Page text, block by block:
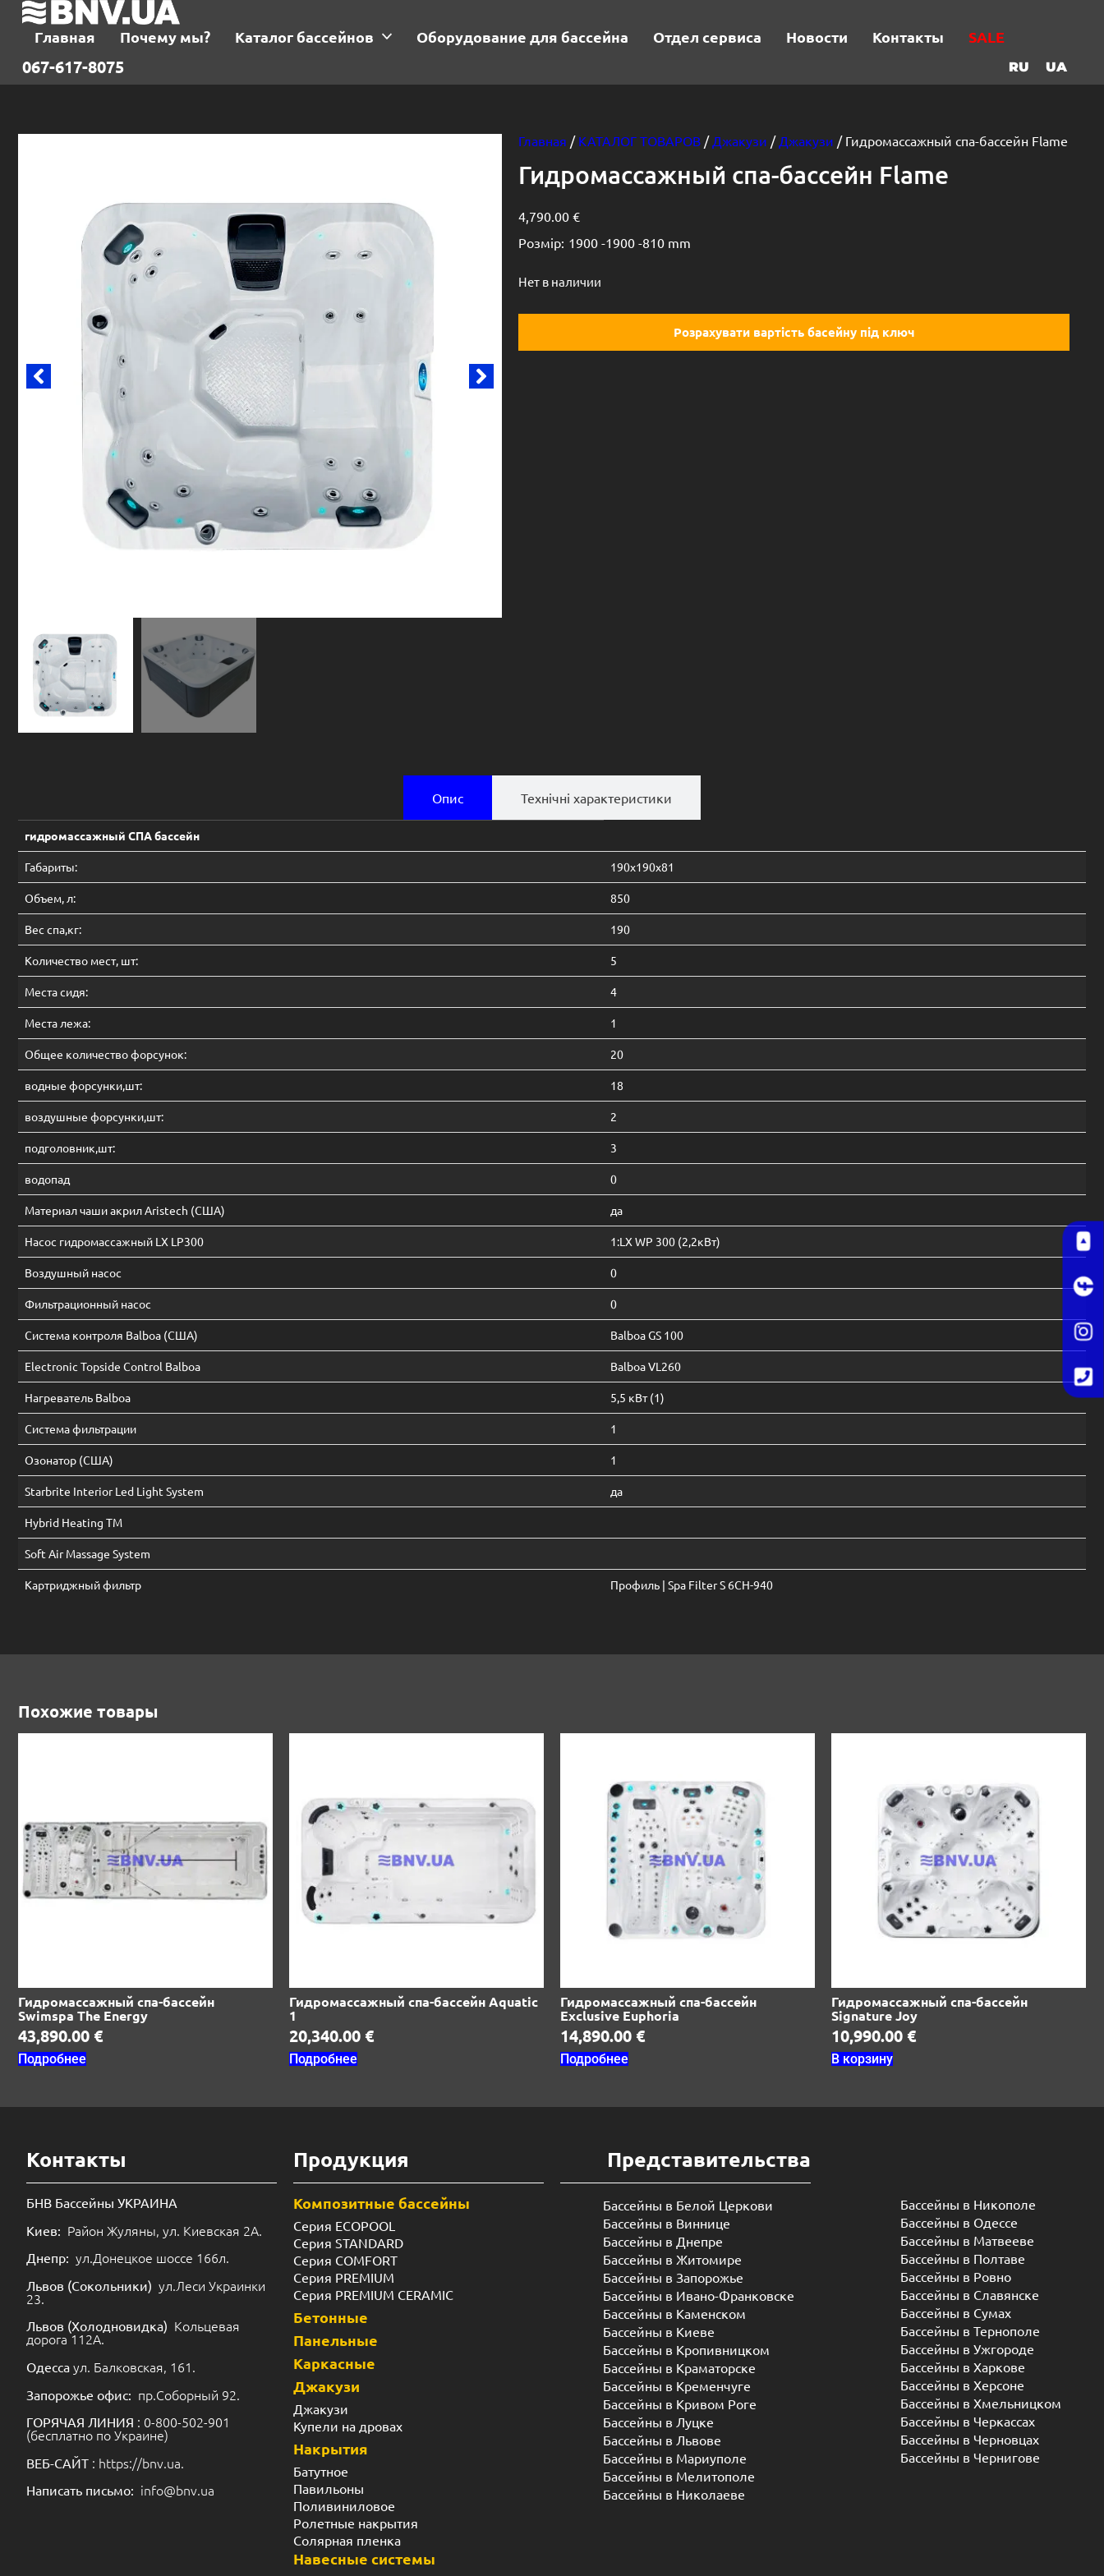
Главная Почему мы? Каталог бассейнов Оборудование для бассейна Отдел сервиса Новости Контакты SALE
067-617-8075 RU UA
Главная / КАТАЛОГ ТОВАРОВ / Джакузи / Джакузи / Гидромассажный спа-бассейн Flame
Гидромассажный спа-бассейн Flame
4,790.00€
Розмір: 1900 -1900 -810 mm
Нет в наличии
Розрахувати вартість басейну під ключ
Опис Технічні характеристики
гидромассажный СПА бассейн
Габариты: 190х190х81
Объем, л: 850
Вес спа,кг: 190
Количество мест, шт: 5
Места сидя: 4
Места лежа: 1
Общее количество форсунок: 20
водные форсунки,шт: 18
воздушные форсунки,шт: 2
подголовник,шт: 3
водопад 0
Материал чаши акрил Aristech (США) да
Насос гидромассажный LX LP300 1:LX WP 300 (2,2кВт)
Воздушный насос 0
Фильтрационный насос 0
Система контроля Balboa (США) Balboa GS 100
Electronic Topside Control Balboa Balboa VL260
Нагреватель Balboa 5,5 кВт (1)
Система фильтрации 1
Oзонатор (США) 1
Starbrite Interior Led Light System да
Hybrid Heating TM
Soft Air Massage System
Картриджный фильтр Профиль | Spa Filter S 6CH-940
Похожие товары
Гидромассажный спа-бассейн
Swimspa The Energy
43,890.00 €
Подробнее
Гидромассажный спа-бассейн Aquatic
1
20,340.00 €
Подробнее
Гидромассажный спа-бассейн
Exclusive Euphoria
14,890.00 €
Подробнее
Гидромассажный спа-бассейн
Signature Joy
10,990.00 €
В корзину
Контакты
БНВ Бассейны УКРАИНА
Киев: Район Жуляны, ул. Киевская 2А.
Днепр: ул.Донецкое шоссе 166л.
Львов (Сокольники) ул.Леси Украинки
23.
Львов (Холодновидка) Кольцевая
дорога 112А.
Одесса ул. Балковская, 161.
Запорожье офис: пр.Соборный 92.
ГОРЯЧАЯ ЛИНИЯ : 0-800-502-901
(бесплатно по Украине)
ВЕБ-САЙТ : https://bnv.ua.
Написать письмо: info@bnv.ua
Продукция
Композитные бассейны
Серия ECOPOOL
Серия STANDARD
Серия COMFORT
Серия PREMIUM
Серия PREMIUM CERAMIC
Бетонные
Панельные
Каркасные
Джакузи
Джакузи
Купели на дровах
Накрытия
Батутное
Павильоны
Поливиниловое
Ролетные накрытия
Солярная пленка
Навесные системы
Представительства
Бассейны в Белой Церкови
Бассейны в Виннице
Бассейны в Днепре
Бассейны в Житомире
Бассейны в Запорожье
Бассейны в Ивано-Франковске
Бассейны в Каменском
Бассейны в Киеве
Бассейны в Кропивницком
Бассейны в Краматорске
Бассейны в Кременчуге
Бассейны в Кривом Роге
Бассейны в Луцке
Бассейны в Львове
Бассейны в Мариуполе
Бассейны в Мелитополе
Бассейны в Николаеве
Бассейны в Никополе
Бассейны в Одессе
Бассейны в Матвееве
Бассейны в Полтаве
Бассейны в Ровно
Бассейны в Славянске
Бассейны в Сумах
Бассейны в Тернополе
Бассейны в Ужгороде
Бассейны в Харкове
Бассейны в Херсоне
Бассейны в Хмельницком
Бассейны в Черкассах
Бассейны в Черновцах
Бассейны в Чернигове